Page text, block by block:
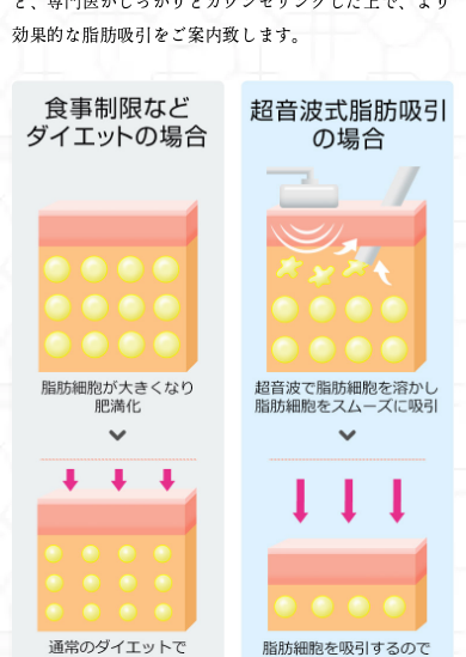
効果的な脂肪吸引をご案内致します。